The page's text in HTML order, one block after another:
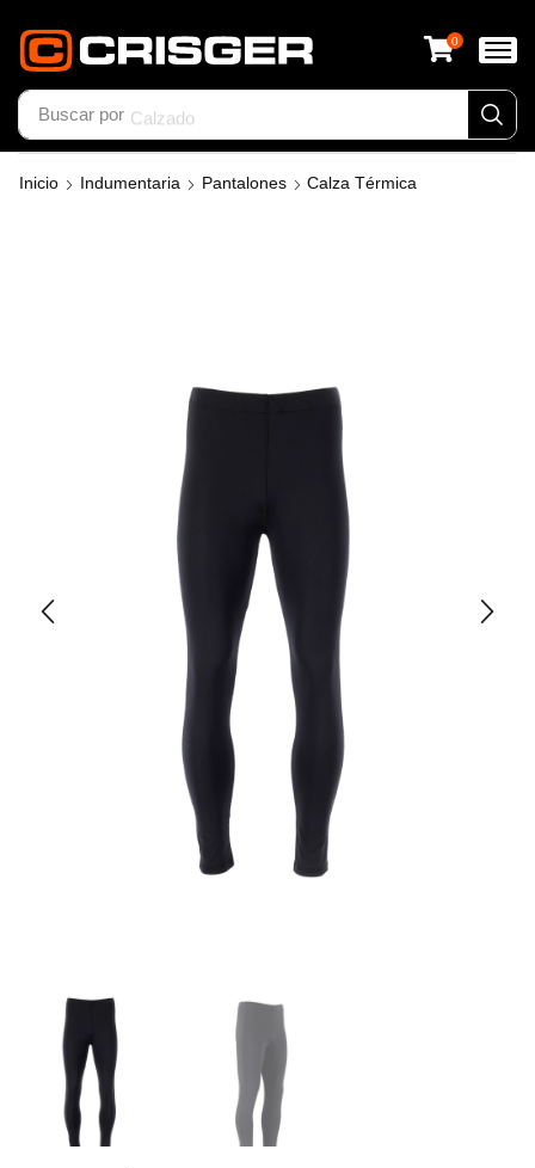
Buscar por Calzado
0
Inicio Indumentaria Pantalones Calza Térmica